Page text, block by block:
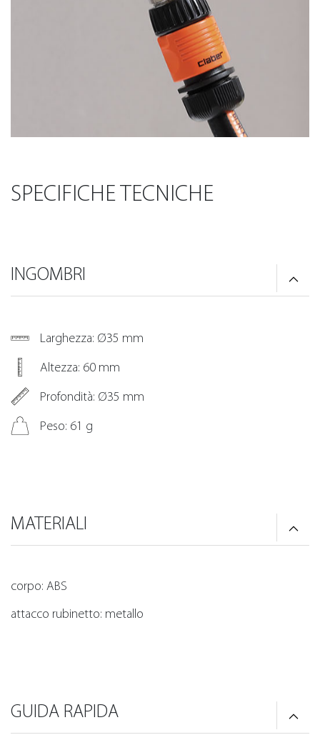
SPECIFICHE TECNICHE
INGOMBRI
Larghezza: Ø35 mm
Altezza: 60 mm
Profondità: Ø35 mm
Peso: 61 g
MATERIALI
corpo: ABS
attacco rubinetto: metallo
GUIDA RAPIDA